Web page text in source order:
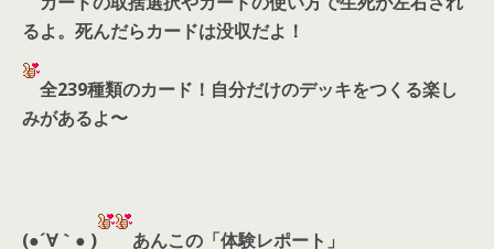
るよ。死んだらカードは没収だよ！
全239種類のカード！自分だけのデッキをつくる楽し
みがあるよ〜
(●´∀｀● ) あんこの「体験レポート」